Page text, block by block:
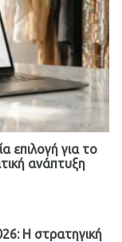
επιλογή για το
ανάπτυξη
Η στρατηγική